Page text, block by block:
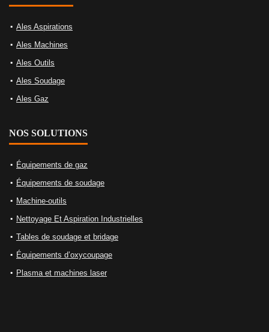
Ales Aspirations
Ales Machines
Ales Outils
Ales Soudage
Ales Gaz
NOS SOLUTIONS
Équipements de gaz
Équipements de soudage
Machine-outils
Nettoyage Et Aspiration Industrielles
Tables de soudage et bridage
Équipements d’oxycoupage
Plasma et machines laser